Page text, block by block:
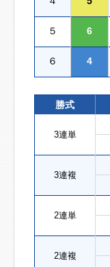
５ 6
６ 4
勝式
3連単
3連複
2連単
2連複